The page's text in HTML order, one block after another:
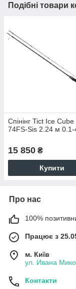
Подібні товари
Спінінг Tict Ice Cube
74FS-Sis 2.24 м 0.1-
15 850 ₴
Купити
Про нас
100%
Працює з
м. Київ
ул. Ивана
Контакти